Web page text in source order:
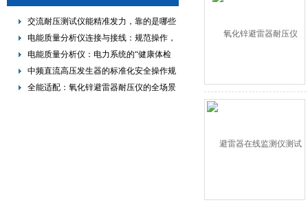
交流耐压测试仪能精准发力，靠的是哪些
核心“零件”？一文看清
电能质量分析仪连接与接线：规范操作，
筑牢精准监测的安全防线
电能质量分析仪：电力系统的“健康体检
师”，解码电能运行核心价值
中频直流高压发生器的标准化安全操作规
程
全能适配：氧化锌避雷器耐压仪的全场景